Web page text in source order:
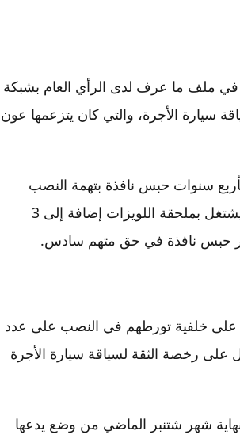
في ملف ما عرف لدى الرأي العام بشبكة
سيارة الأجرة، والتي كان يتزعمها عون
سنوات حبس نافذة بتهمة النصب
وانتحال مهنة نظمها القانون، فيما قضت بإدانة عون السلطة كان يشتغل بملحقة اللويزات إضافة إلى 3
على خلفية تورطهم في النصب على عدد
على رخصة الثقة لسياقة سيارة الأجرة
شهر شتنبر الماضي من وضع يدعها